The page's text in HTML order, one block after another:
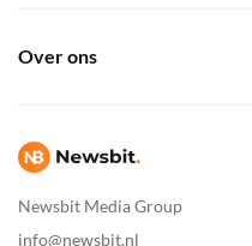
Newsbit Media Group
info@newsbit.nl
Over ons